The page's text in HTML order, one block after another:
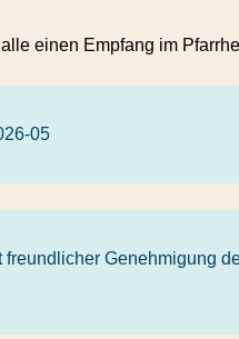
einen Empfang im
05
freundlicher Genehmigung